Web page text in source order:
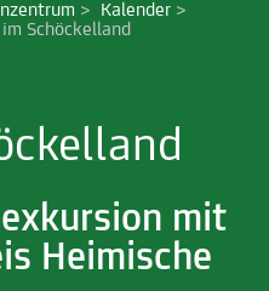
> Kalender >
Schöckelland
mit
Heimische